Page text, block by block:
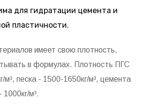
для гидратации цемента и
пластичности.
имеет свою плотность,
в формулах. Плотность ПГС
м³, песка - 1500-1650кг/м³, цемента
м³.